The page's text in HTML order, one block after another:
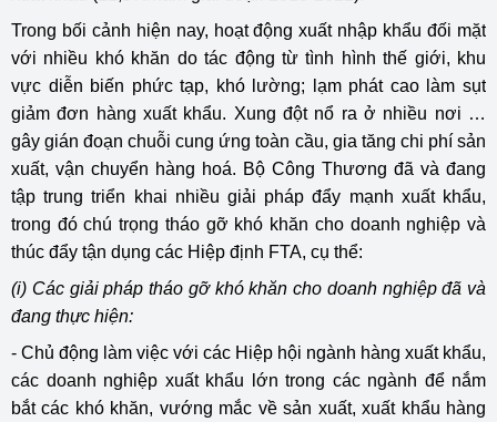
Trong bối cảnh hiện nay, hoạt động xuất nhập khẩu đối mặt
với nhiều khó khăn do tác động từ tình hình thế giới, khu
vực diễn biến phức tạp, khó lường; lạm phát cao làm sụt
giảm đơn hàng xuất khẩu. Xung đột nổ ra ở nhiều nơi …
gây gián đoạn chuỗi cung ứng toàn cầu, gia tăng chi phí sản
xuất, vận chuyển hàng hoá. Bộ Công Thương đã và đang
tập trung triển khai nhiều giải pháp đẩy mạnh xuất khẩu,
trong đó chú trọng tháo gỡ khó khăn cho doanh nghiệp và
thúc đẩy tận dụng các Hiệp định FTA, cụ thể:
(i) Các giải pháp tháo gỡ khó khăn cho doanh nghiệp đã và
đang thực hiện:
- Chủ động làm việc với các Hiệp hội ngành hàng xuất khẩu,
các doanh nghiệp xuất khẩu lớn trong các ngành để nắm
bắt các khó khăn, vướng mắc về sản xuất, xuất khẩu hàng